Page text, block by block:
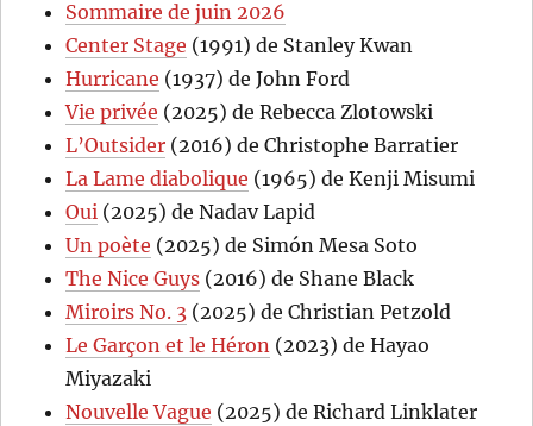
Sommaire de juin 2026
Center Stage (1991) de Stanley Kwan
Hurricane (1937) de John Ford
Vie privée (2025) de Rebecca Zlotowski
L’Outsider (2016) de Christophe Barratier
La Lame diabolique (1965) de Kenji Misumi
Oui (2025) de Nadav Lapid
Un poète (2025) de Simón Mesa Soto
The Nice Guys (2016) de Shane Black
Miroirs No. 3 (2025) de Christian Petzold
Le Garçon et le Héron (2023) de Hayao
Miyazaki
Nouvelle Vague (2025) de Richard Linklater